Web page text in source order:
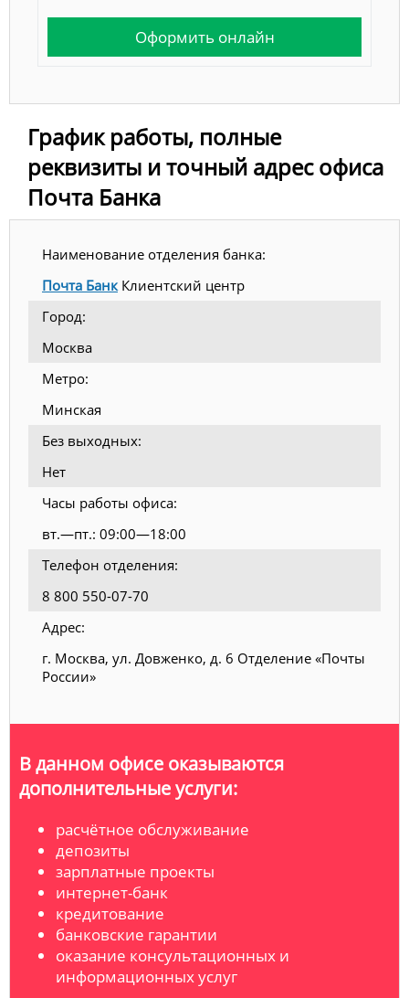
Оформить онлайн
График работы, полные
реквизиты и точный адрес офиса
Почта Банка
Наименование отделения банка:
Почта БанкКлиентский центр
Город:
Москва
Метро:
Минская
Без выходных:
Нет
Часы работы офиса:
вт.—пт.: 09:00—18:00
Телефон отделения:
8 800 550-07-70
Адрес:
г. Москва, ул. Довженко, д. 6 Отделение «Почты
России»
В данном офисе оказываются
дополнительные услуги:
расчётное обслуживание
депозиты
зарплатные проекты
интернет-банк
кредитование
банковские гарантии
оказание консультационных и
информационных услуг